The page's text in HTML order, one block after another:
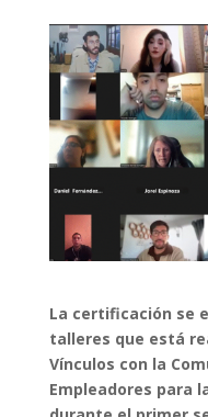
La certificación se
talleres que está
Vínculos con la
Empleadores para